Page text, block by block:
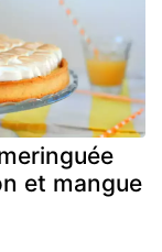
et mangue